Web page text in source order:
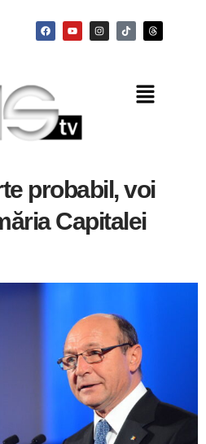
probabil, voi
Capitalei